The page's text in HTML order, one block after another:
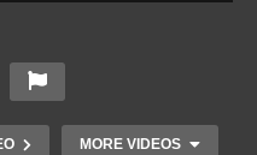
MORE VIDEOS